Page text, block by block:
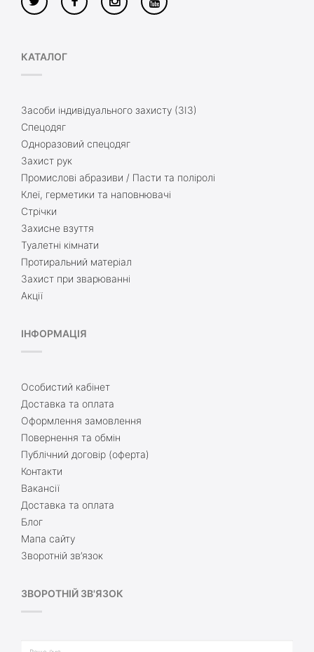
КАТАЛОГ
Засоби індивідуального захисту (ЗІЗ)
Спецодяг
Одноразовий спецодяг
Захист рук
Промислові абразиви / Пасти та поліролі
Клеї, герметики та наповнювачі
Стрічки
Захисне взуття
Туалетні кімнати
Протиральний матеріал
Захист при зварюванні
Акції
ІНФОРМАЦІЯ
Особистий кабінет
Доставка та оплата
Оформлення замовлення
Повернення та обмін
Публічний договір (оферта)
Контакти
Вакансії
Доставка та оплата
Блог
Мапа сайту
Зворотній зв’язок
ЗВОРОТНІЙ ЗВ'ЯЗОК